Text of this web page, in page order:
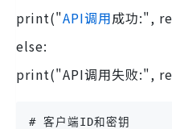
print("API调用成功:",
else:
print("API调用失败:",
# 客户端ID和密钥